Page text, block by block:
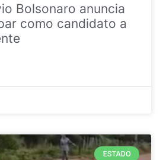
Bolsonaro anuncia
como candidato a
ESTADO